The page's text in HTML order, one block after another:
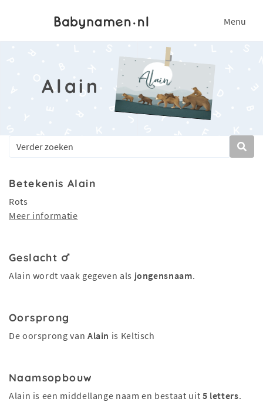
Menu
Alain
Betekenis Alain
Rots
Meer informatie
Geslacht
Alain wordt vaak gegeven als jongensnaam.
Oorsprong
De oorsprong van Alain is Keltisch
Naamsopbouw
Alain is een middellange naam en bestaat uit 5 letters.